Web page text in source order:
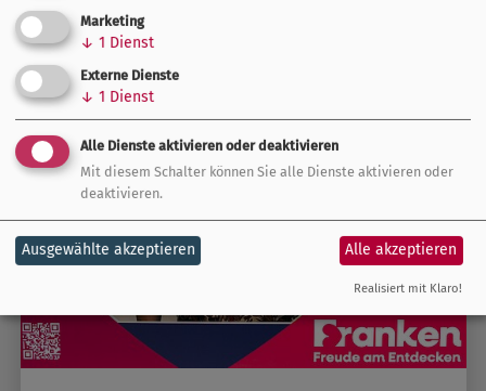
Marketing
↓ 1 Dienst
Externe Dienste
↓ 1 Dienst
Alle Dienste aktivieren oder deaktivieren
Mit diesem Schalter können Sie alle Dienste aktivieren oder
deaktivieren.
Ausgewählte akzeptieren Alle akzeptieren
Realisiert mit Klaro!